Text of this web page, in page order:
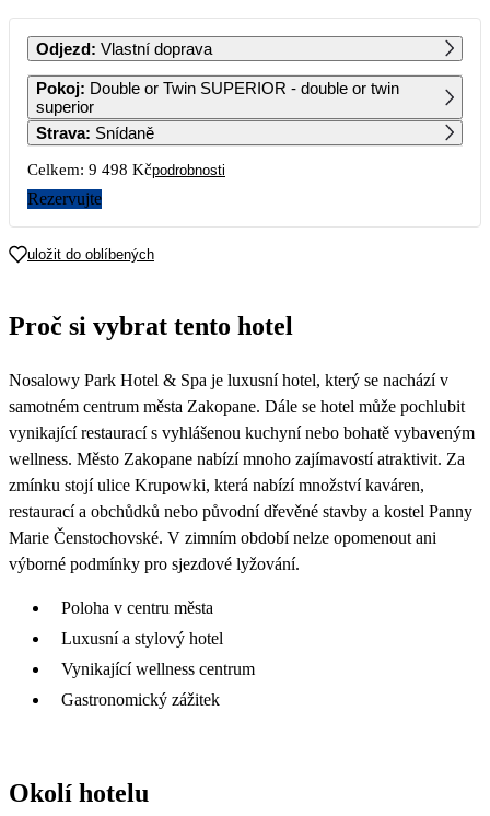
PO ÚT ST ČT PÁ SO NE
1
2
4 749
16
4 749
17
4 749
4 749 4 749 4 749 5 249
4 749
Odjezd: Vlastní doprava
Pokoj: Double or Twin SUPERIOR - double or twin
superior
Strava: Snídaně
Celkem: 9 498 Kčpodrobnosti
Rezervujte
uložit do oblíbených
Proč si vybrat tento hotel
Nosalowy Park Hotel & Spa je luxusní hotel, který se nachází v
samotném centrum města Zakopane. Dále se hotel může pochlubit
vynikající restaurací s vyhlášenou kuchyní nebo bohatě vybaveným
wellness. Město Zakopane nabízí mnoho zajímavostí atraktivit. Za
zmínku stojí ulice Krupowki, která nabízí množství kaváren,
restaurací a obchůdků nebo původní dřevěné stavby a kostel Panny
Marie Čenstochovské. V zimním období nelze opomenout ani
výborné podmínky pro sjezdové lyžování.
Poloha v centru města
Luxusní a stylový hotel
Vynikající wellness centrum
Gastronomický zážitek
Okolí hotelu